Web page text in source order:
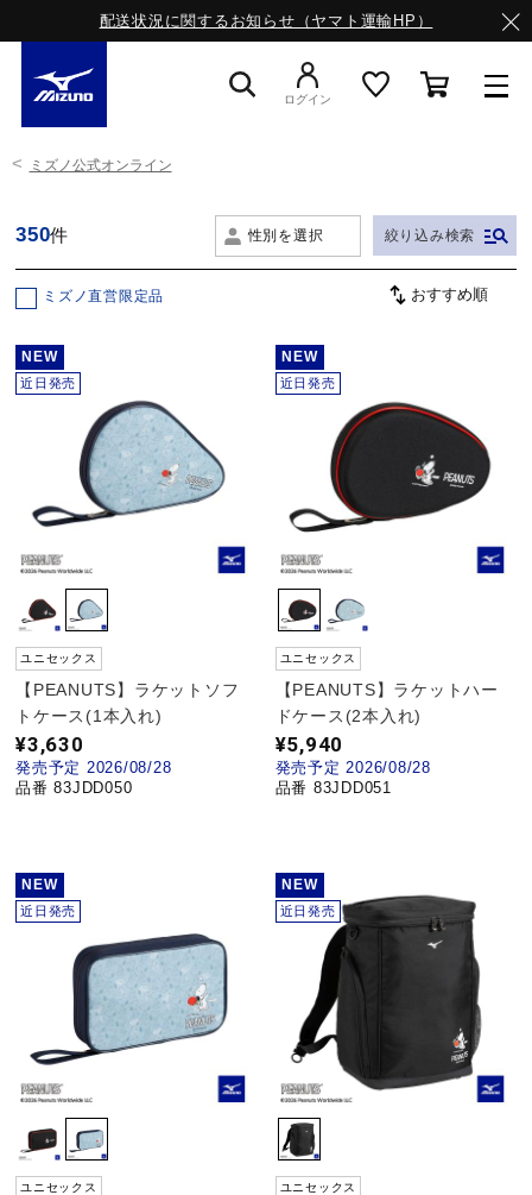
配送状況に関するお知らせ（ヤマト運輸HP）
スニーカー
ライフスタイルウエア
サッカー／フットサル
トレーニング
野球
ゴルフ
スイム
テニス／ソフトテニス
バドミントン
陸上競技
ログイン
ミズノ公式オンライン
350件 性別を選択 絞り込み検索
ミズノ直営限定品
NEW
近日発売
ユニセックス
【PEANUTS】ラケットソフ
トケース(1本入れ)
¥3,630
発売予定 2026/08/28
品番 83JDD050
NEW
近日発売
ユニセックス
【PEANUTS】ラケットハー
ドケース(2本入れ)
¥5,940
発売予定 2026/08/28
品番 83JDD051
NEW
近日発売
ユニセックス
NEW
近日発売
ユニセックス